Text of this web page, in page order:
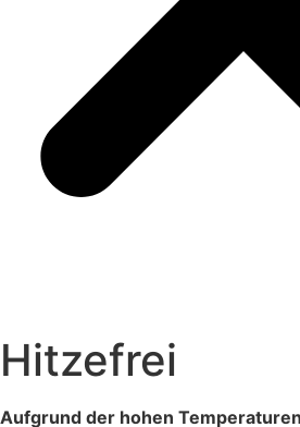
Hitzefrei
Aufgrund der hohen